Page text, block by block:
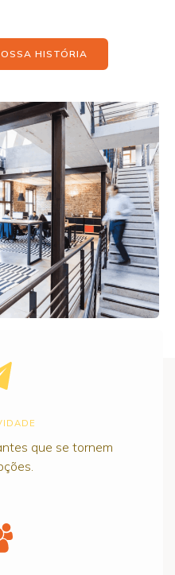
HISTÓRIA
que se tornem